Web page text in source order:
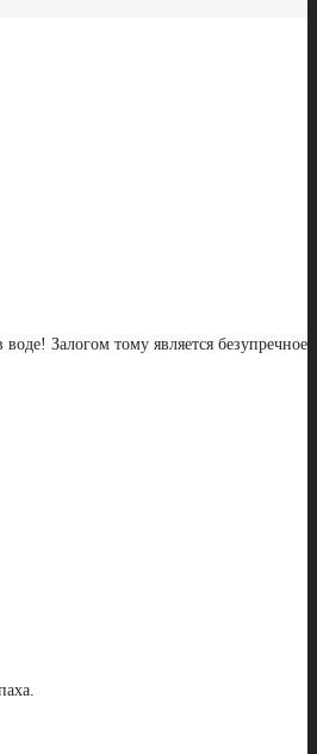
Залогом тому является безупречное